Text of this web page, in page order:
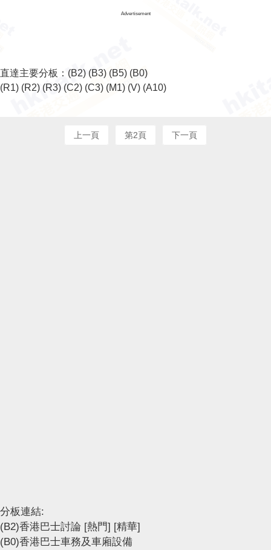
Advertisement
直達主要分板： (B2) (B3) (B5) (B0)
(R1) (R2) (R3) (C2) (C3) (M1) (V) (A10)
上一頁 第2頁 下一頁
分板連結:
(B2)香港巴士討論 [熱門] [精華]
(B0)香港巴士車務及車廂設備